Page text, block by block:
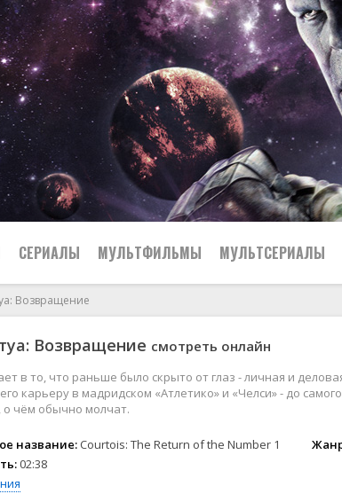
2006
2005
2004
2002
СЕРИАЛЫ МУЛЬТФИЛЬМЫ МУЛЬТСЕРИАЛЫ
Возвращение
Возвращение смотреть онлайн
в то, что раньше было скрыто от глаз - личная и
карьеру в мадридском «Атлетико» и «Челси» - до
о чём обычно молчат.
название: Courtois: The Return of the Number 1
02:38